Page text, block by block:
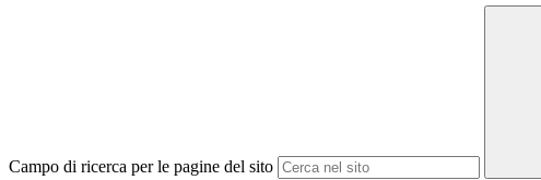
Campo di ricerca per le pagine del sito